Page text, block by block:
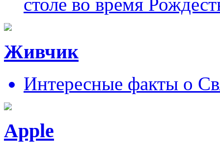
столе во время
Живчик
Интересные факты о
Apple